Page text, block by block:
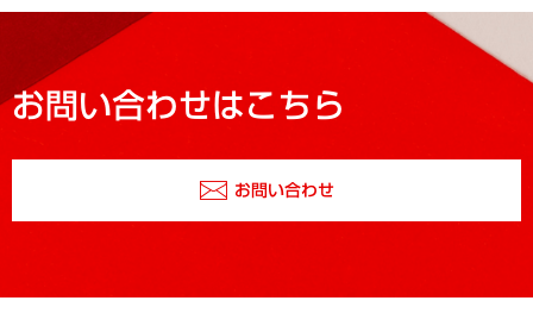
お問い合わせはこちら
お問い合わせ